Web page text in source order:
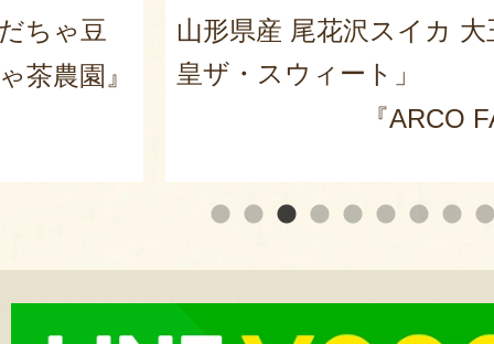
ちゃ豆
茶農園』
山形県産 尾花沢スイカ 大
皇ザ・スウィート」
『ARCO